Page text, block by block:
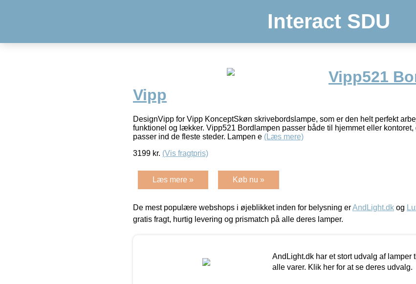
Interact SDU
Vipp521
Vipp
DesignVipp for Vipp KonceptSkøn skrivebordslampe, som er den helt perfekt
funktionel og lækker. Vipp521 Bordlampen passer både til hjemmet eller
passer ind de fleste steder. Lampen e (Læs mere)
3199 kr. (Vis fragtpris)
Læs mere » Køb nu »
De mest populære webshops i øjeblikket inden for belysning erAndLight.dk og
gratis fragt, hurtig levering og prismatch på alle deres lamper.
AndLight.dk har et stort udvalg af lamper
alle varer. Klik her for at se deres udvalg.